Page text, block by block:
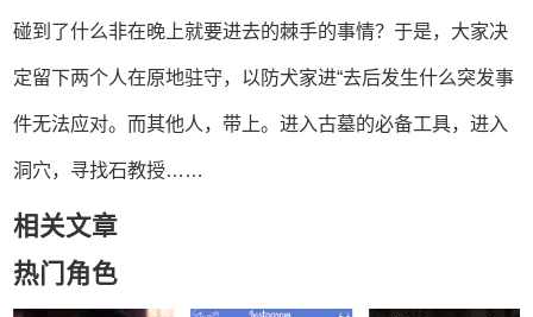
碰到了什么非在晚上就要进去的棘手的事情？于是，大家决
定留下两个人在原地驻守，以防犬家进“去后发生什么突发事
件无法应对。而其他人，带上。进入古墓的必备工具，进入
洞穴，寻找石教授……
相关文章
热门角色